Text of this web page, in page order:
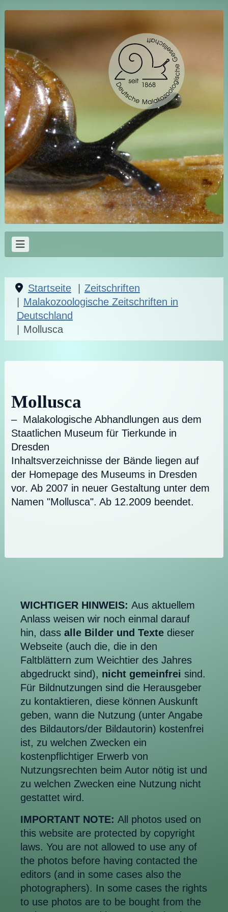
Startseite
Zeitschriften
Malakozoologische Zeitschriften in
Deutschland
Mollusca
Mollusca
– Malakologische Abhandlungen aus dem
Staatlichen Museum für Tierkunde in
Dresden
Inhaltsverzeichnisse der Bände liegen auf
der Homepage des Museums in Dresden
vor. Ab 2007 in neuer Gestaltung unter dem
Namen "Mollusca". Ab 12.2009 beendet.
WICHTIGER HINWEIS: Aus aktuellem
Anlass weisen wir noch einmal darauf
hin, dass alle Bilder und Texte dieser
Webseite (auch die, die in den
Faltblättern zum Weichtier des Jahres
abgedruckt sind), nicht gemeinfrei sind.
Für Bildnutzungen sind die Herausgeber
zu kontaktieren, diese können Auskunft
geben, wann die Nutzung (unter Angabe
des Bildautors/der Bildautorin) kostenfrei
ist, zu welchen Zwecken ein
kostenpflichtiger Erwerb von
Nutzungsrechten beim Autor nötig ist und
zu welchen Zwecken eine Nutzung nicht
gestattet wird.
IMPORTANT NOTE: All photos used on
this website are protected by copyright
laws. You are not allowed to use any of
the photos before having contacted the
editors (and in some cases also the
photographers). In some cases the rights
to use photos are to be bought from the